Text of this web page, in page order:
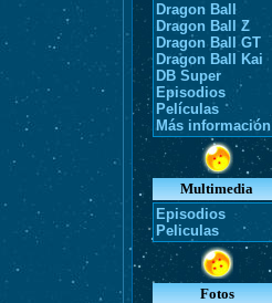
Dragon Ball
Dragon Ball Z
Dragon Ball GT
Dragon Ball Kai
DB Super
Episodios
Películas
Más información
Multimedia
Episodios
Peliculas
Fotos